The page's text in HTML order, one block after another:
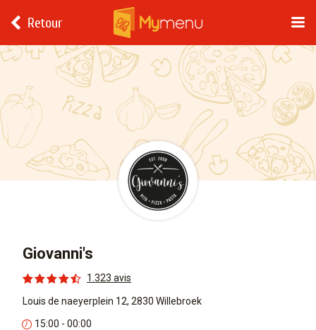
Retour
Giovanni's
1.323 avis
Louis de naeyerplein 12, 2830 Willebroek
15:00 - 00:00